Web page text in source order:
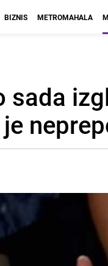
BIZNIS METROMAHALA
sada